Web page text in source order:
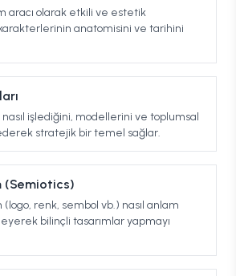
aracı olarak etkili ve estetik
karakterlerinin anatomisini ve tarihini
işlediğini, modellerini ve toplumsal
stratejik bir temel sağlar.
(Semiotics)
renk, sembol vb.) nasıl anlam
bilinçli tasarımlar yapmayı